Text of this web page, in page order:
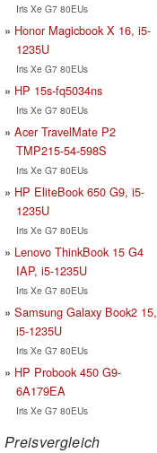
Iris Xe G7 80EUs
Honor Magicbook X 16, i5-
1235U
Iris Xe G7 80EUs
HP 15s-fq5034ns
Iris Xe G7 80EUs
Acer TravelMate P2
TMP215-54-598S
Iris Xe G7 80EUs
HP EliteBook 650 G9, i5-
1235U
Iris Xe G7 80EUs
Lenovo ThinkBook 15 G4
IAP, i5-1235U
Iris Xe G7 80EUs
Samsung Galaxy Book2 15,
i5-1235U
Iris Xe G7 80EUs
HP Probook 450 G9-
6A179EA
Iris Xe G7 80EUs
Preisvergleich